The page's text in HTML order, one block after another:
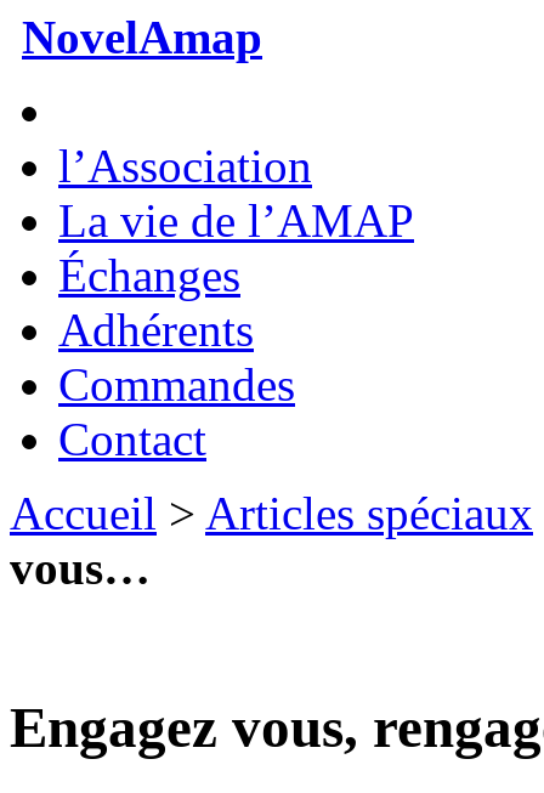
NovelAmap
l’Association
La vie de l’AMAP
Échanges
Adhérents
Commandes
Contact
Accueil > Articles spéciaux
vous…
Engagez vous,